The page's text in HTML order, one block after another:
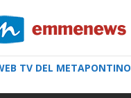
TV DEL METAPONTINO